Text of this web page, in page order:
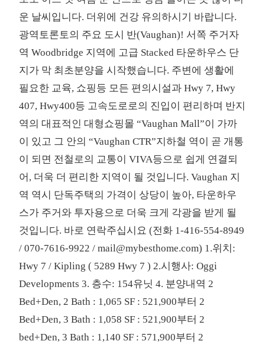
운 날씨입니다. 더위에 건강 유의하시기 바랍니다.
광역토론토의 주요 도시 반(Vaughan)! 서쪽 주거자
역 Woodbridge 지역에 고급 Stacked 타운하우스 단
지가 막 최초분양을 시작했습니다. 주변에 생활에
필요한 교육, 쇼핑등 모든 편의시설과 Hwy 7, Hwy
407, Hwy400등 고속도로로의 진입이 편리하며 반지
역의 대표적인 대형쇼핑몰 “Vaughan Mall”이 가까
이 있고 그 안의 “Vaughan CTR”지하철 역이 곧 개통
이 되면 전철로의 교통이 VIVA등으로 쉽게 연결되
어, 더욱 더 편리한 지역이 될 것입니다. Vaughan 지
역 역시 단독주택의 가격이 상당이 높아, 타운하우
스가 주거와 투자용으로 더욱 크게 각광을 받게 될
것입니다. 바로 연락주십시요 (전화 1-416-554-8949
/ 070-7616-9922 / mail@mybesthome.com) 1.위치:
Hwy 7 / Kipling ( 5289 Hwy 7 ) 2.시행사: Oggi
Developments 3. 층수: 154유닛 4. 분양내역 2
Bed+Den, 2 Bath : 1,065 SF : 521,900부터 2
Bed+Den, 3 Bath : 1,058 SF : 521,900부터 2
bed+Den, 3 Bath : 1,140 SF : 571,900부터 2